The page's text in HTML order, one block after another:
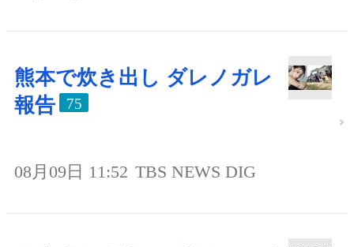
熊本で炊き出し ダレノガレ
報告
75
08月09日 11:52 TBS NEWS DIG